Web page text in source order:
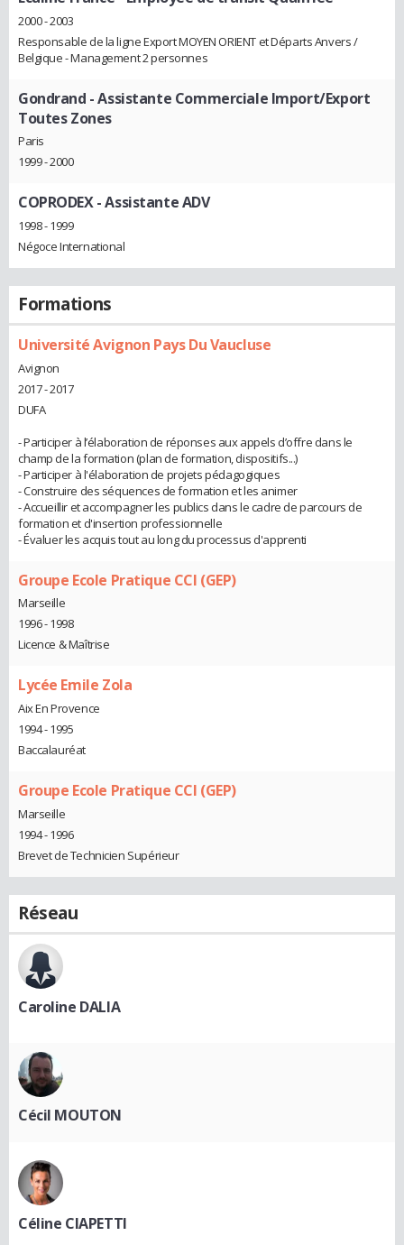
2000 - 2003
Responsable de la ligne Export MOYEN ORIENT et Départs Anvers /
Belgique - Management 2 personnes
Gondrand - Assistante Commerciale Import/Export
Toutes Zones
Paris
1999 - 2000
COPRODEX- Assistante ADV
1998 - 1999
Négoce International
Formations
Université Avignon Pays Du Vaucluse
Avignon
2017 - 2017
DUFA
- Participer à l’élaboration de réponses aux appels d’offre dans le
champ de la formation (plan de formation, dispositifs...)
- Participer à l'élaboration de projets pédagogiques
- Construire des séquences de formation et les animer
- Accueillir et accompagner les publics dans le cadre de parcours de
formation et d'insertion professionnelle
- Évaluer les acquis tout au long du processus d'apprenti
Groupe Ecole Pratique CCI (GEP)
Marseille
1996 - 1998
Licence & Maîtrise
Lycée Emile Zola
Aix En Provence
1994 - 1995
Baccalauréat
Groupe Ecole Pratique CCI (GEP)
Marseille
1994 - 1996
Brevet de Technicien Supérieur
Réseau
Caroline DALIA
Cécil MOUTON
Céline CIAPETTI